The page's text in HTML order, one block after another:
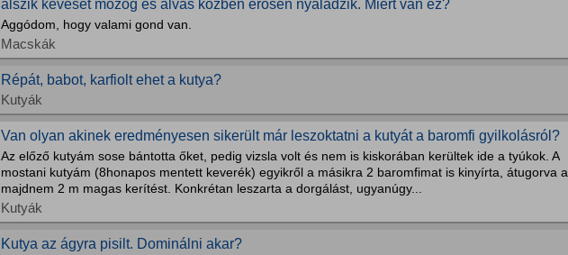
alszik keveset mozog és alvás közben erősen nyáladzik. Miért van ez?
Aggódom, hogy valami gond van.
Macskák
Répát, babot, karfiolt ehet a kutya?
Kutyák
Van olyan akinek eredményesen sikerült már leszoktatni a kutyát a baromfi gyilkolásról?
Az előző kutyám sose bántotta őket, pedig vizsla volt és nem is kiskorában kerültek ide a tyúkok. A
mostani kutyám (8honapos mentett keverék) egyikről a másikra 2 baromfimat is kinyírta, átugorva a
majdnem 2 m magas kerítést. Konkrétan leszarta a dorgálást, ugyanúgy...
Kutyák
Kutya az ágyra pisilt. Dominálni akar?